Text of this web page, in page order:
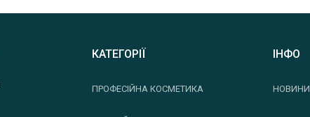
КАТЕГОРІЇ
ПРОФЕСІЙНА КОСМЕТИКА
ІНФО
НОВИНИ